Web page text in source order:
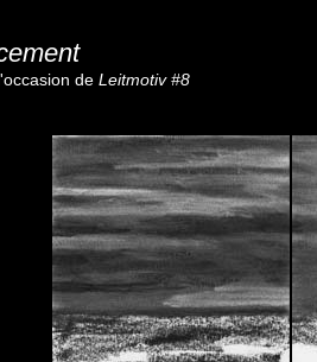
de Leitmotiv #8